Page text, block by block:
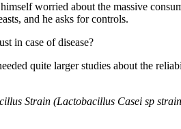
worried about the massive
and he asks for controls.
in case of disease?
quite larger studies about the
Strain (Lactobacillus Casei sp